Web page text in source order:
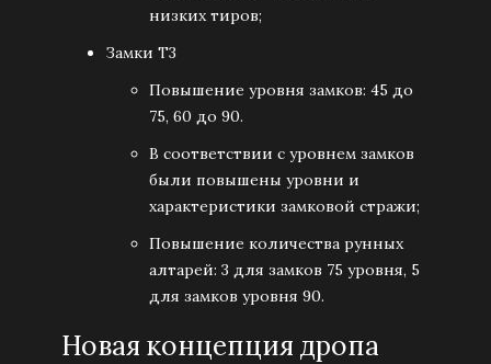
низких тиров;
Замки Т3
Повышение уровня замков: 45 до
75, 60 до 90.
В соответствии с уровнем замков
были повышены уровни и
характеристики замковой стражи;
Повышение количества рунных
алтарей: 3 для замков 75 уровня, 5
для замков уровня 90.
Новая концепция дропа